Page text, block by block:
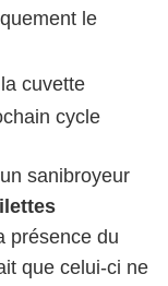
le
cuvette
cycle
sanibroyeur
présence du
que celui-ci ne